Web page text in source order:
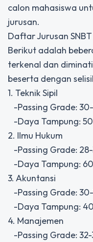
calon mahasiswa
jurusan.
Daftar Jurusan SNBT
Berikut adalah
terkenal dan
beserta dengan
1. Teknik Sipil
-Passing Grade: 30-
-Daya Tampung:
2. Ilmu Hukum
-Passing Grade: 28-
-Daya Tampung:
3. Akuntansi
-Passing Grade: 30-
-Daya Tampung:
4. Manajemen
-Passing Grade: 32-